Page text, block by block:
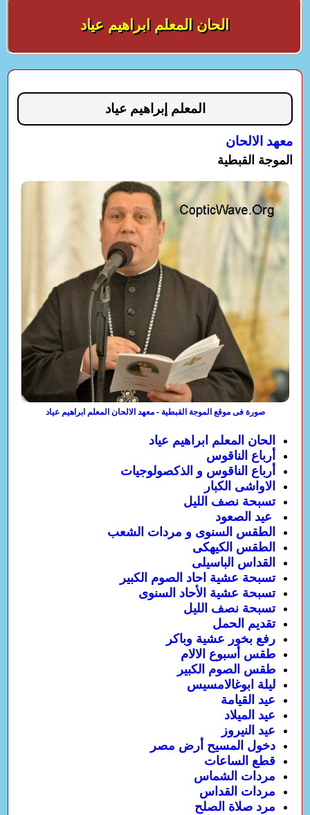
الحان المعلم ابراهيم عياد
المعلم إبراهيم عياد
معهد الالحان
الموجة القبطية
صورة فى موقع الموجة القبطية - معهد الالحان المعلم ابراهيم عياد
الحان المعلم ابراهيم عياد
أرباع الناقوس
أرباع الناقوس و الذكصولوجيات
الاواشى الكبار
تسبحة نصف الليل
عيد الصعود
الطقس السنوى و مردات الشعب
الطقس الكيهكى
القداس الباسيلى
تسبحة عشية احاد الصوم الكبير
تسبحة عشية الأحاد السنوى
تسبحة نصف الليل
تقديم الحمل
رفع بخور عشية وباكر
طقس أسبوع الالام
طقس الصوم الكبير
ليلة ابوغالامسيس
عيد القيامة
عيد الميلاد
عيد النيروز
دخول المسيح أرض مصر
قطع الساعات
مردات الشماس
مردات القداس
مرد صلاة الصلح